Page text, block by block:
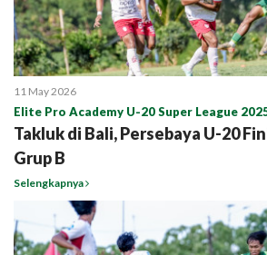
11 May 2026
Elite Pro Academy U-20 Super League
Takluk di Bali, Persebaya U-20
Grup B
Selengkapnya